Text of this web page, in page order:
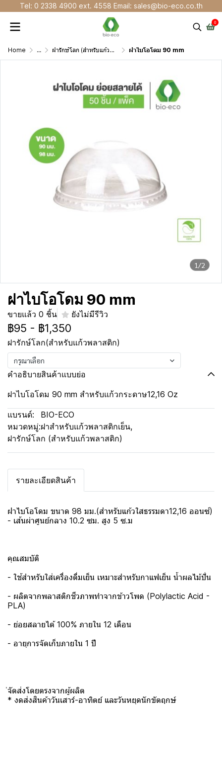
Tel: 0 2338 4900 ext. 4558 Email: sales@bio-eco.co.th
0
Home ... ฝารักษ์โลก (สำหรับแก้วพลาสติก) ฝาไบโอโดม 90 mm
1/2
ฝาไบโอโดม 90 mm
ขายแล้ว 0 ชิ้น ยังไม่มีรีวิว
฿95 - ฿1,350
ฝารักษ์โลก(สำหรับแก้วพลาสติก)
กรุณาเลือก
คำอธิบายสินค้าแบบย่อ
ฝาไบโอโดม 90 mm สำหรับแก้วกระดาษ12,16 Oz
แบรนด์:
BIO-ECO
หมวดหมู่:ฝาสำหรับแก้วพลาสติกเย็น,
ฝารักษ์โลก (สำหรับแก้วพลาสติก)
รายละเอียดสินค้า
ฝาไบโอโดม ขนาด 98 มม.(สำหรับแก้วใสธรรมดา12,16 ออนซ์)
- เส้นผ่าศูนย์กลาง 10.2 ซม. สูง 5 ซ.ม
คุณสมบัติ
- ใช้สำหรับใส่เครื่องดื่มเย็น เหมาะสำหรับกาแฟเย็น น้ำผลไม้ปั่น
- ผลิตจากพลาสติกชีวภาพทำจากข้าวโพด (Polylactic Acid -
PLA)
- ย่อยสลายได้ 100% ภายใน 12 เดือน
- อายุการจัดเก็บภายใน 1 ปี
่จัดส่งโดยตรงจากผู้ผลิต
* งดส่งสินค้าวันเสาร์-อาทิตย์ และวันหยุดนักขัตฤกษ์